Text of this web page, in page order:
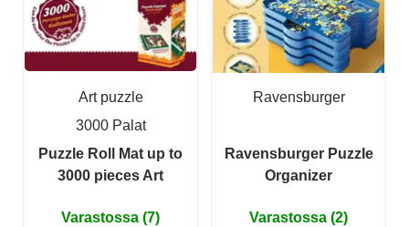
Art puzzle
3000 Palat
Puzzle Roll Mat up to
3000 pieces Art
Varastossa (7)
Ravensburger
Ravensburger Puzzle
Organizer
Varastossa (2)